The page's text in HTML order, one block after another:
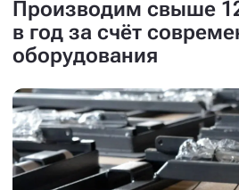
Производим свыше
в год за счёт
оборудования